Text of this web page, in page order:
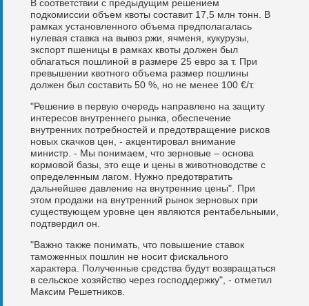
В соответствии с предыдущим решением
подкомиссии объем квоты составит 17,5 млн тонн. В
рамках установленного объема предполагалась
нулевая ставка на вывоз ржи, ячменя, кукурузы,
экспорт пшеницы в рамках квоты должен был
облагаться пошлиной в размере 25 евро за т. При
превышении квотного объема размер пошлины
должен был составить 50 %, но не менее 100 €/т.
"Решение в первую очередь направлено на защиту
интересов внутреннего рынка, обеспечение
внутренних потребностей и предотвращение рисков
новых скачков цен, - акцентировал внимание
министр. - Мы понимаем, что зерновые – основа
кормовой базы, это еще и цены в животноводстве с
определенным лагом. Нужно предотвратить
дальнейшее давление на внутренние цены". При
этом продажи на внутренний рынок зерновых при
существующем уровне цен являются рентабельными,
подтвердил он.
"Важно также понимать, что повышение ставок
таможенных пошлин не носит фискального
характера. Полученные средства будут возвращаться
в сельское хозяйство через господдержку", - отметил
Максим Решетников.